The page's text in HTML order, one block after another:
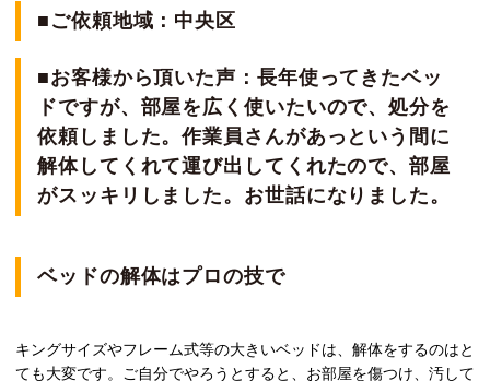
■ご依頼地域：中央区
■お客様から頂いた声：長年使ってきたベッ
ドですが、部屋を広く使いたいので、処分を
依頼しました。作業員さんがあっという間に
解体してくれて運び出してくれたので、部屋
がスッキリしました。お世話になりました。
ベッドの解体はプロの技で
キングサイズやフレーム式等の大きいベッドは、解体をするのはと
ても大変です。ご自分でやろうとすると、お部屋を傷つけ、汚して